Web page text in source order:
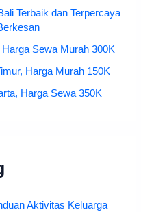
Terbaik dan Terpercaya
Sewa Murah 300K
Harga Murah 150K
Harga Sewa 350K
Aktivitas Keluarga